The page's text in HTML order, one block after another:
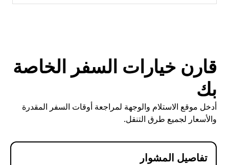
قارن خيارات السفر الخاصة
بك
أدخل موقع الاستلام والوجهة لمراجعة أوقات السفر المقدرة
والأسعار لجميع طرق التنقل.
تفاصيل المشوار